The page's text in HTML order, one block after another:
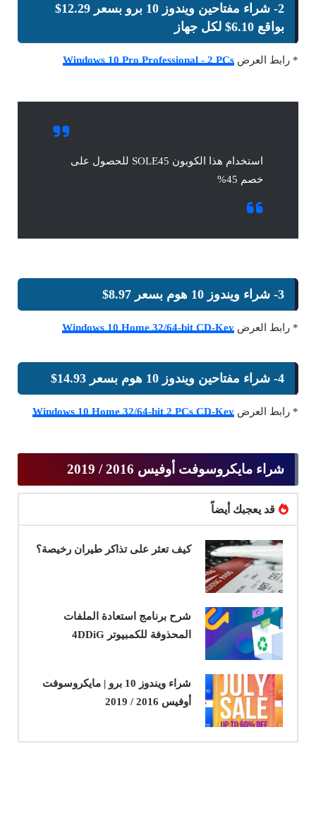
2- شراء مفتاحين ويندوز 10 برو بسعر 12.29$
بواقع 6.10$ لكل جهاز
* رابط العرض Windows 10 Pro Professional - 2 PCs
استخدام هذا الكوبون SOLE45 للحصول على
خصم 45%
3- شراء ويندوز 10 هوم بسعر 8.97$
* رابط العرض Windows 10 Home 32/64-bit CD-Key
4- شراء مفتاحين ويندوز 10 هوم بسعر 14.93$
* رابط العرض Windows 10 Home 32/64-bit 2 PCs CD-Key
شراء مايكروسوفت أوفيس 2016 / 2019
قد يعجبك أيضاً
كيف تعثر على تذاكر طيران رخيصة؟
شرح برنامج استعادة الملفات
المحذوفة للكمبيوتر 4DDiG
شراء ويندوز 10 برو | مايكروسوفت
أوفيس 2016 / 2019